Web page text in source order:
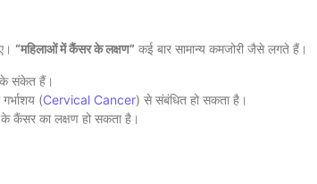
“महिलाओं में कैंसर के लक्षण” कई बार सामान्य कमजोरी जैसे लगते हैं।
के संकेत हैं।
(Cervical Cancer) से संबंधित हो सकता है।
कैंसर का लक्षण हो सकता है।